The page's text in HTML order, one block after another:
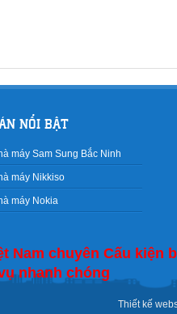
NỔI BẬT
máy Sam Sung Bắc Ninh
máy Nikkiso
máy Nokia
Nam chuyên Cấu kiện
nhanh chóng
Thiết kế